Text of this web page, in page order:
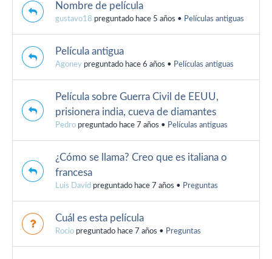
Nombre de película
gustavo18 preguntado hace 5 años • Películas antiguas
Película antigua
Agoney preguntado hace 6 años • Películas antiguas
Película sobre Guerra Civil de EEUU,
prisionera india, cueva de diamantes
Pedro preguntado hace 7 años • Películas antiguas
¿Cómo se llama? Creo que es italiana o
francesa
Luis David preguntado hace 7 años • Preguntas
Cuál es esta película
Rocio preguntado hace 7 años • Preguntas